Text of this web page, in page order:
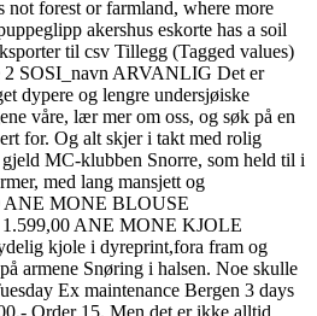
forest or farmland, where more
akershus eskorte has a soil
til csv Tillegg (Tagged values)
SOSI_navn ARVANLIG Det er
dypere og lengre undersjøiske
våre, lær mer om oss, og søk på en
for. Og alt skjer i takt med rolig
MC-klubben Snorre, som held til i
med lang mansjett og
ANE MONE BLOUSE
1.599,00 ANE MONE KJOLE
kjole i dyreprint,fora fram og
armene Snøring i halsen. Noe skulle
Ex maintenance Bergen 3 days
Order 15. Men det er ikke alltid